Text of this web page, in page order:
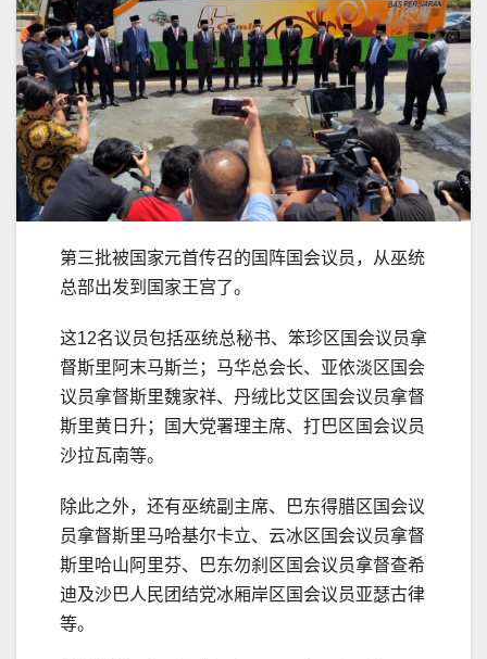
第三批被国家元首传召的国阵国会议员，从巫统
总部出发到国家王宫了。
这12名议员包括巫统总秘书、笨珍区国会议员拿
督斯里阿末马斯兰；马华总会长、亚依淡区国会
议员拿督斯里魏家祥、丹绒比艾区国会议员拿督
斯里黄日升；国大党署理主席、打巴区国会议员
沙拉瓦南等。
除此之外，还有巫统副主席、巴东得腊区国会议
员拿督斯里马哈基尔卡立、云冰区国会议员拿督
斯里哈山阿里芬、巴东勿刹区国会议员拿督查希
迪及沙巴人民团结党冰厢岸区国会议员亚瑟古律
等。